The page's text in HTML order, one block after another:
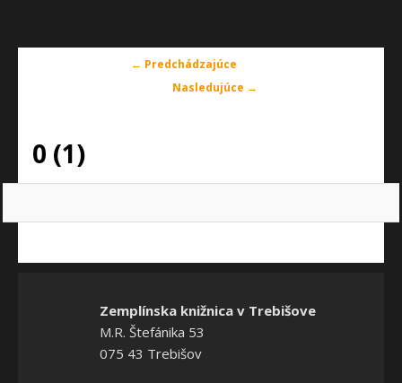
Navigácia
← Predchádzajúce
Nasledujúce →
0 (1)
Zemplínska knižnica v Trebišove
M.R. Štefánika 53
075 43 Trebišov